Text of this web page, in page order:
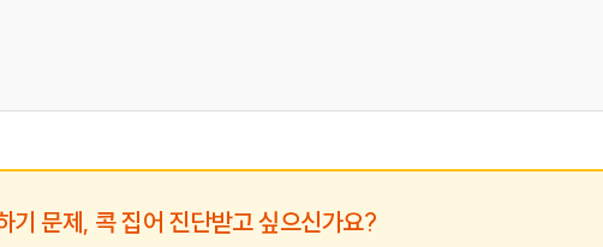
기 문제, 콕 집어 진단받고 싶으신가요?